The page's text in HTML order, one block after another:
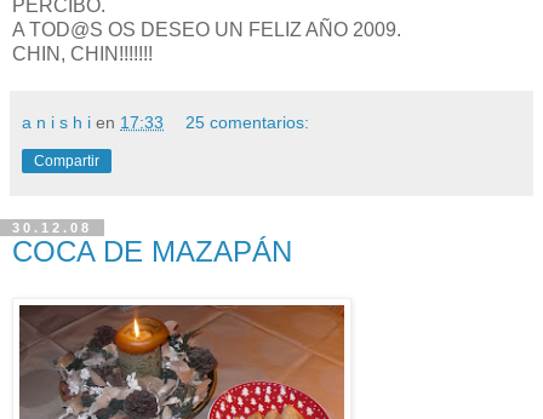
PERCIBO.
A TOD@S OS DESEO UN FELIZ AÑO 2009.
CHIN, CHIN!!!!!!!
a n i s h i en 17:33 25 comentarios:
Compartir
30.12.08
COCA DE MAZAPÁN